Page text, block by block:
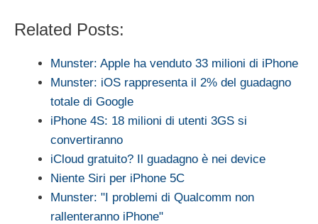
Related Posts:
Munster: Apple ha venduto 33 milioni di iPhone
Munster: iOS rappresenta il 2% del guadagno
totale di Google
iPhone 4S: 18 milioni di utenti 3GS si
convertiranno
iCloud gratuito? Il guadagno è nei device
Niente Siri per iPhone 5C
Munster: "I problemi di Qualcomm non
rallenteranno iPhone"